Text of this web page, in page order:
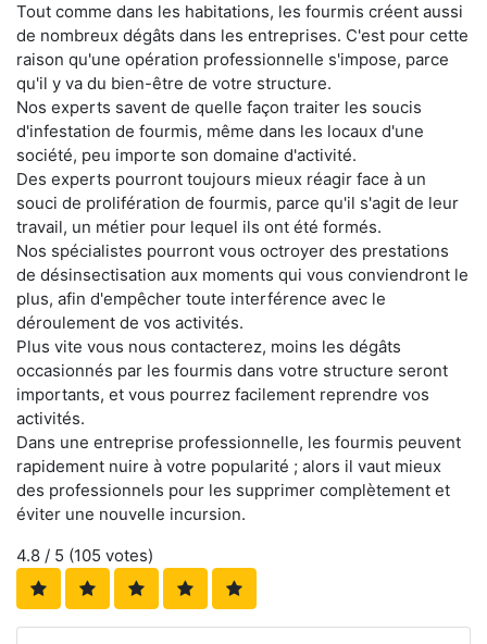
Tout comme dans les habitations, les fourmis créent aussi
de nombreux dégâts dans les entreprises. C'est pour cette
raison qu'une opération professionnelle s'impose, parce
qu'il y va du bien-être de votre structure.
Nos experts savent de quelle façon traiter les soucis
d'infestation de fourmis, même dans les locaux d'une
société, peu importe son domaine d'activité.
Des experts pourront toujours mieux réagir face à un
souci de prolifération de fourmis, parce qu'il s'agit de leur
travail, un métier pour lequel ils ont été formés.
Nos spécialistes pourront vous octroyer des prestations
de désinsectisation aux moments qui vous conviendront le
plus, afin d'empêcher toute interférence avec le
déroulement de vos activités.
Plus vite vous nous contacterez, moins les dégâts
occasionnés par les fourmis dans votre structure seront
importants, et vous pourrez facilement reprendre vos
activités.
Dans une entreprise professionnelle, les fourmis peuvent
rapidement nuire à votre popularité ; alors il vaut mieux
des professionnels pour les supprimer complètement et
éviter une nouvelle incursion.
4.8 / 5 (105 votes)